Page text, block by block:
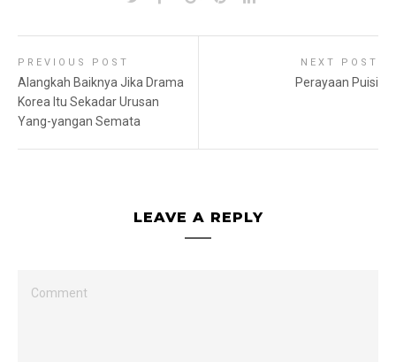
PREVIOUS POST
Alangkah Baiknya Jika Drama
Korea Itu Sekadar Urusan
Yang-yangan Semata
NEXT POST
Perayaan Puisi
LEAVE A REPLY